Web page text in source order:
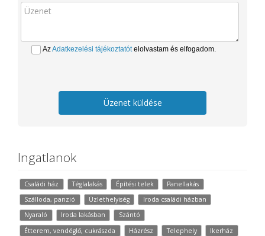
AzAdatkezelési tájékoztatótelolvastam és elfogadom.
Üzenet küldése
Ingatlanok
Családi ház Téglalakás Építési telek
Panellakás
Szálloda, panzió
Üzlethelyiség
Iroda családi házban
Nyaraló
Iroda lakásban
Szántó
Étterem, vendéglő, cukrászda
Házrész Telephely
Ikerház